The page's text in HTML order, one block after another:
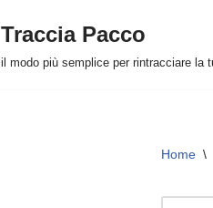
Traccia Pacco
il modo più semplice per rintracciare la
Home \